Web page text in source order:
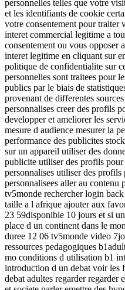
personnelles telles que votre
et les identifiants de cookie
votre consentement pour traiter
interet commercial legitime a
consentement ou vous opposer
interet legitime en cliquant sur
politique de confidentialite sur
personnelles sont traitees pour
publics par le biais de
provenant de differentes
personnalises creer des profils
developper et ameliorer les
mesure d audience mesurer la
performance des publicites
sur un appareil utiliser des
publicite utiliser des profils pour
personnalises utiliser des
personnalisees aller au contenu
tv5monde rechercher login
taille a l afrique ajouter aux
23 59disponible 10 jours et si
place d un continent dans le
duree 12 06 tv5monde video
ressources pedagogiques
mo conditions d utilisation b1
introduction d un debat voir les
debat adultes regarder regarder